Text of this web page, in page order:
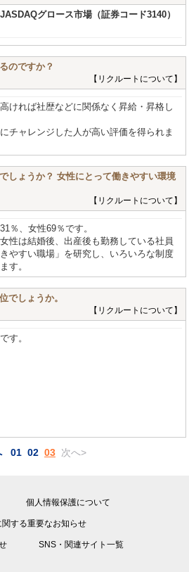
グロース市場（証券コード3140）
のですか？
【リクルートについて】
ければ社歴などに関係なく昇給・昇格し
チャレンジした人が高い評価を得られま
しょうか？ 女性にとって働きやすい環境
【リクルートについて】
％、女性69％です。
性は結婚後、出産後も勤務している社員
やすい職場」を研究し、いろいろな制度
す。
でしょうか。
【リクルートについて】
す。
01 02 03 次へ>
個人情報保護について
関する重要なお知らせ
SNS・関連サイト一覧